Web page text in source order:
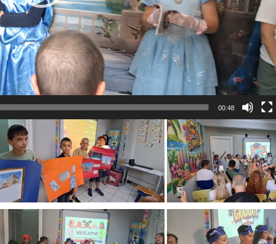
00:48